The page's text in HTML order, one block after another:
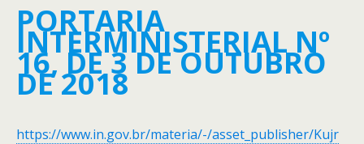
PORTARIA
INTERMINISTERIAL Nº
16, DE 3 DE OUTUBRO
DE 2018
https://www.in.gov.br/materia/-/asset_publisher/Kujr